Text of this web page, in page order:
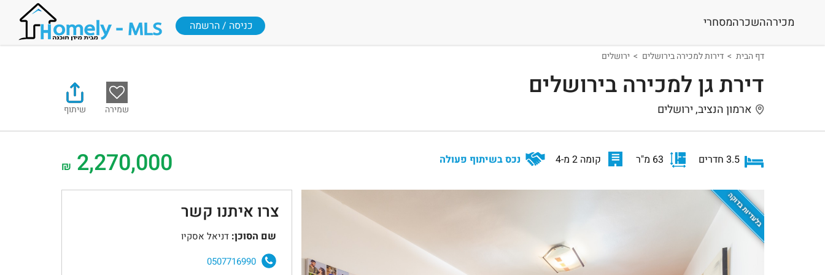
מכירההשכרהמסחרי כניסה / הרשמה
דף הבית דירות למכירה בירושלים ירושלים
דירת גן למכירה בירושלים
ארמון הנציב, ירושלים שמירה שיתוף
2,270,000
₪ 3.5 חדרים 63 מ"ר קומה 2 מ-4 נכס בשיתוף פעולה
צרו איתנו קשר
שם הסוכן: דניאל אסקיו
0507716990
בלעדיות בדוקה